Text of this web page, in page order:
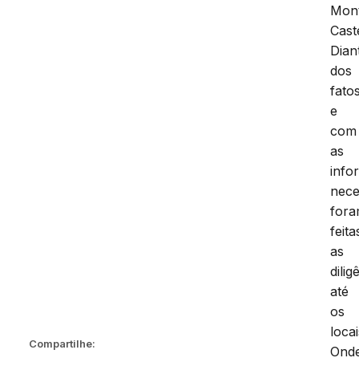
Compartilhe:
dos
e
com
as
as
até
os